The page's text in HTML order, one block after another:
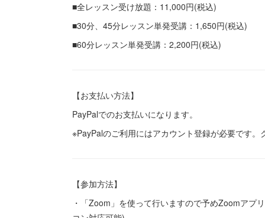
■全レッスン受け放題：11,000円(税込)
■30分、45分レッスン単発受講：1,650円(税込)
■60分レッスン単発受講：2,200円(税込)
【お支払い方法】
PayPalでのお支払いになります。
※PayPalのご利用にはアカウント登録が必要です
【参加方法】
・「Zoom」を使って行いますので予めZoomアプ